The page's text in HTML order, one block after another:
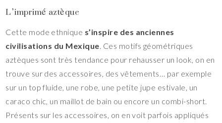
L’imprimé aztèque
Cette mode ethnique s’inspire des anciennes
civilisations du Mexique. Ces motifs géométriques
aztèques sont très tendance pour rehausser un look, on en
trouve sur des accessoires, des vêtements… par exemple
sur un top fluide, une robe, une petite jupe estivale, un
caraco chic, un maillot de bain ou encore un combi-short.
Présents sur les accessoires, on en voit parfois appliqués